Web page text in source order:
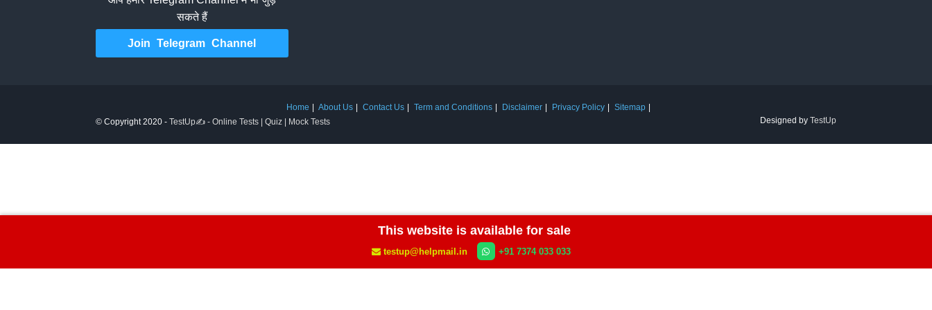
This website is available for sale
testup@helpmail.in +91 7374 033 033
सकते हैं
Join Telegram Channel
Home About Us Contact Us Term and Conditions Disclaimer Privacy Policy
Sitemap
© Copyright 2020 - TestUp✍️ - Online Tests | Quiz | Mock Tests Designed by TestUp